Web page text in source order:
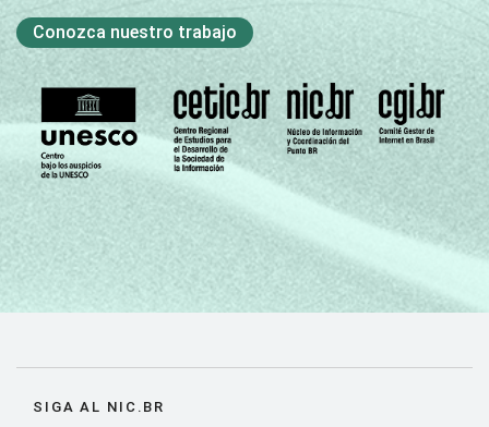
Conozca nuestro trabajo
SIGA AL NIC.BR